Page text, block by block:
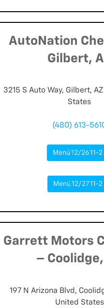
AutoNation
Gilbert,
3215 S Auto Way, Gilbert,
States
(480) 613-
Menú 12/26 11-2
Menú 12/27 11-2
Garrett Motors
–
197 N Arizona Blvd,
United States